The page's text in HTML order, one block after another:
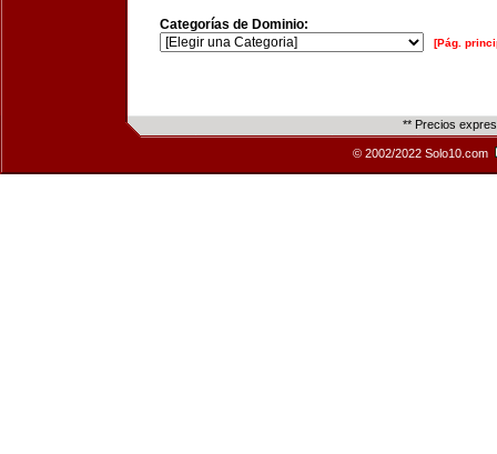
Categorías de Dominio:
[Pág.
** Precios
© 2002/2022 Solo10.com